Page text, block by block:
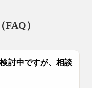
）
討中ですが、相談